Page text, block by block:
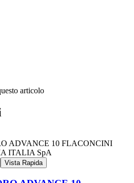
articolo
Vista Rapida